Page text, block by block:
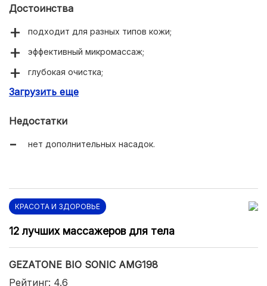
Достоинства
подходит для разных типов кожи;
эффективный микромассаж;
глубокая очистка;
автоматическое отключение;
Загрузить еще
Недостатки
нет дополнительных насадок.
КРАСОТА И ЗДОРОВЬЕ
12 лучших массажеров для тела
GEZATONE BIO SONIC AMG198
Рейтинг: 4.6